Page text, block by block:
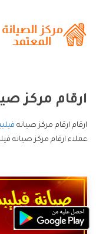
ارقام مركز
ارقام ارقام مركز صيانه
عملاء ارقام مركز صيانه